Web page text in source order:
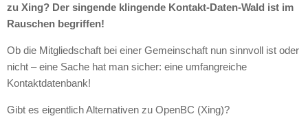
zu Xing? Der singende klingende Kontakt-Daten-Wald ist im
Rauschen begriffen!
Ob die Mitgliedschaft bei einer Gemeinschaft nun sinnvoll ist oder
nicht – eine Sache hat man sicher: eine umfangreiche
Kontaktdatenbank!
Gibt es eigentlich Alternativen zu OpenBC (Xing)?